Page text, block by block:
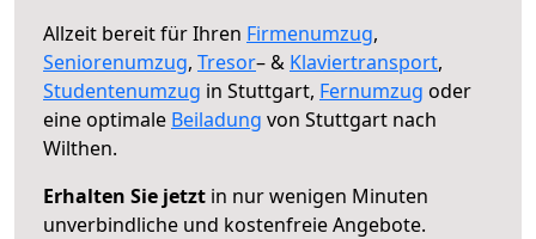
Allzeit bereit für Ihren Firmenumzug,
Seniorenumzug, Tresor– & Klaviertransport,
Studentenumzug in Stuttgart, Fernumzug oder
eine optimale Beiladung von Stuttgart nach
Wilthen.
Erhalten Sie jetzt in nur wenigen Minuten
unverbindliche und kostenfreie Angebote.